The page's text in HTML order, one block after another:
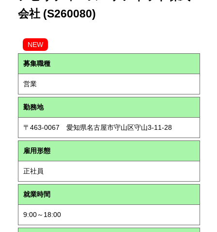
会社 (S260080)
NEW
募集職種
営業
勤務地
〒463-0067 愛知県名古屋市守山区守山3-11-28
雇用形態
正社員
就業時間
9:00～18:00